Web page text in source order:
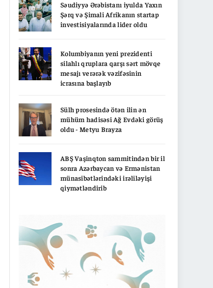
Səudiyyə Ərəbistanı iyulda Yaxın
Şərq və Şimali Afrikanın startap
investisiyalarında lider oldu
Kolumbiyanın yeni prezidenti
silahlı qruplara qarşı sərt mövqe
mesajı verərək vəzifəsinin
icrasına başlayıb
Sülh prosesində ötən ilin ən
mühüm hadisəsi Ağ Evdəki görüş
oldu - Metyu Brayza
ABŞ Vaşinqton sammitindən bir il
sonra Azərbaycan və Ermənistan
münasibətlərindəki irəliləyişi
qiymətləndirib